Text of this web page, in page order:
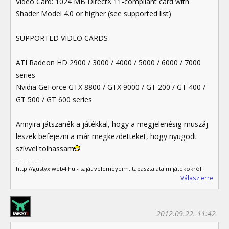
Shader Model 4.0 or higher (see supported list)
SUPPORTED VIDEO CARDS
ATI Radeon HD 2900 / 3000 / 4000 / 5000 / 6000 / 7000
series
Nvidia GeForce GTX 8800 / GTX 9000 / GT 200 / GT 400 /
GT 500 / GT 600 series
Annyira játszanék a játékkal, hogy a megjelenésig muszáj
leszek befejezni a már megkezdetteket, hogy nyugodt
szívvel tolhassam
.
http://gustyx.web4.hu - saját véleméyeim, tapasztalataim játékokról
Válasz erre
2012.09.22. 11:42